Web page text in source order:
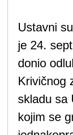
Ustavni
je 24.
donio
Krivičnog
skladu sa
kojim se